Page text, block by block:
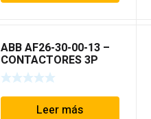
ABB AF26-30-00-13 –
CONTACTORES 3P
TIPO AF
Leer más